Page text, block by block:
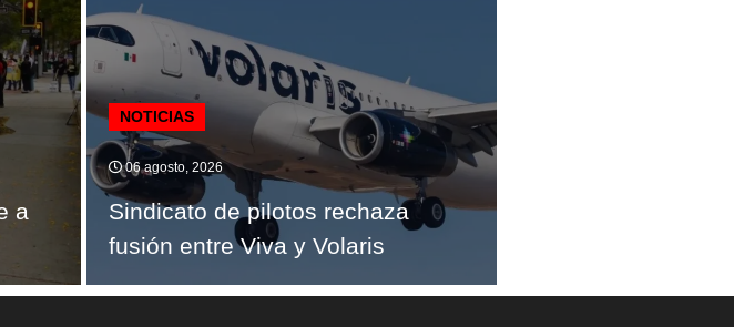
a
NOTICIAS
06 agosto, 2026
Sindicato de pilotos rechaza
fusión entre Viva y Volaris